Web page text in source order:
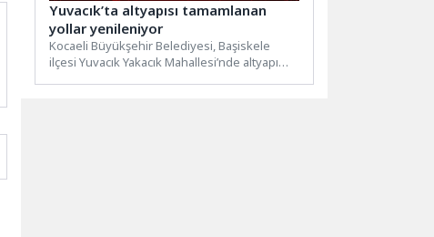
Yuvacık’ta altyapısı tamamlanan
yollar yenileniyor
Kocaeli Büyükşehir Belediyesi, Başiskele
ilçesi Yuvacık Yakacık Mahallesi’nde altyapı